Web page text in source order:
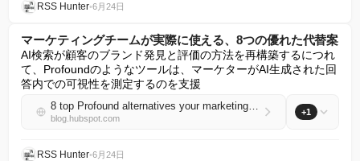
RSS Hunter•6月24日
マーケティングチームが実際に使える、8つの優れた代替案
AI検索が顧客のブランド発見と評価の方法を再構築するにつれ
て、Profoundのようなツールは、マーケターがAI生成された回
答内での可視性を測定するのを支援
8 top Profound alternatives your marketing team can actually use
blog.hubspot.com
+1
RSS Hunter•6月24日